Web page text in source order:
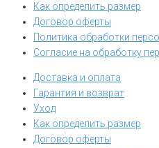
Как определить размер
Договор оферты
Политика обработки
Согласие на обработку
Доставка и оплата
Гарантия и возврат
Уход
Как определить размер
Договор оферты